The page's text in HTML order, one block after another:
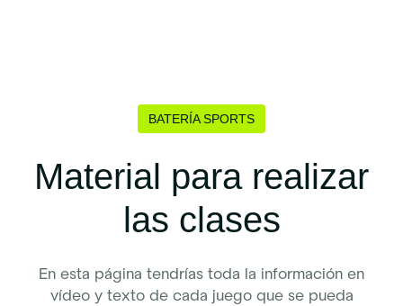
BATERÍA SPORTS
Material para realizar
las clases
En esta página tendrías toda la información en
vídeo y texto de cada juego que se pueda